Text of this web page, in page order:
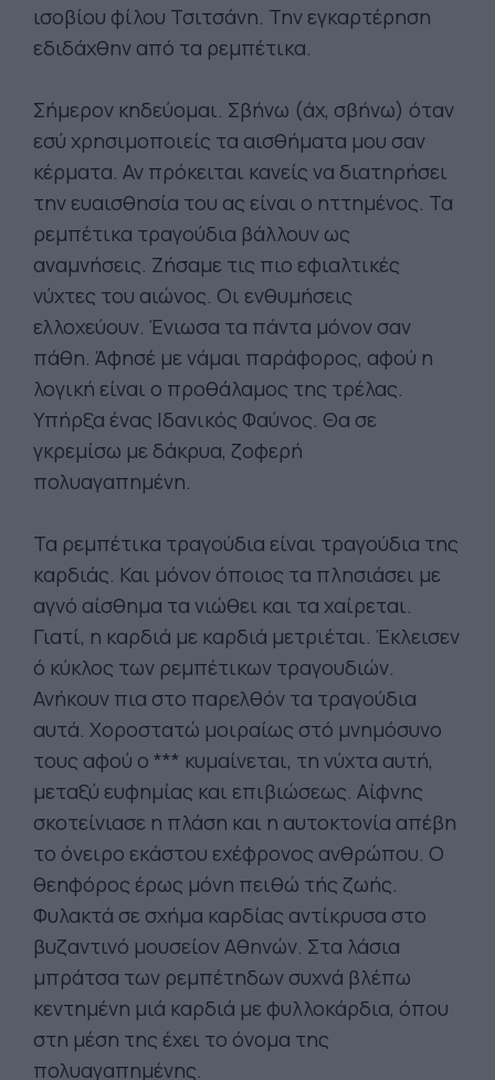
ισοβίου φίλου Τσιτσάνη. Την εγκαρτέρηση
εδιδάχθην από τα ρεμπέτικα.
Σήμερον κηδεύομαι. Σβήνω (άχ, σβήνω) όταν
εσύ χρησιμοποιείς τα αισθήματα μου σαν
κέρματα. Αν πρόκειται κανείς να διατηρήσει
την ευαισθησία του ας είναι ο ηττημένος. Τα
ρεμπέτικα τραγούδια βάλλουν ως
αναμνήσεις. Ζήσαμε τις πιο εφιαλτικές
νύχτες του αιώνος. Οι ενθυμήσεις
ελλοχεύουν. Ένιωσα τα πάντα μόνον σαν
πάθη. Άφησέ με νάμαι παράφορος, αφού η
λογική είναι ο προθάλαμος της τρέλας.
Υπήρξα ένας Ιδανικός Φαύνος. Θα σε
γκρεμίσω με δάκρυα, ζοφερή
πολυαγαπημένη.
Τα ρεμπέτικα τραγούδια είναι τραγούδια της
καρδιάς. Και μόνον όποιος τα πλησιάσει με
αγνό αίσθημα τα νιώθει και τα χαίρεται.
Γιατί, η καρδιά με καρδιά μετριέται. Έκλεισεν
ό κύκλος των ρεμπέτικων τραγουδιών.
Ανήκουν πια στο παρελθόν τα τραγούδια
αυτά. Χοροστατώ μοιραίως στό μνημόσυνο
τους αφού ο *** κυμαίνεται, τη νύχτα αυτή,
μεταξύ ευφημίας και επιβιώσεως. Αίφνης
σκοτείνιασε η πλάση και η αυτοκτονία απέβη
το όνειρο εκάστου εχέφρονος ανθρώπου. Ο
θεηφόρος έρως μόνη πειθώ τής ζωής.
Φυλακτά σε σχήμα καρδίας αντίκρυσα στο
βυζαντινό μουσείον Αθηνών. Στα λάσια
μπράτσα των ρεμπέτηδων συχνά βλέπω
κεντημένη μιά καρδιά με φυλλοκάρδια, όπου
στη μέση της έχει το όνομα της
πολυαγαπημένης.